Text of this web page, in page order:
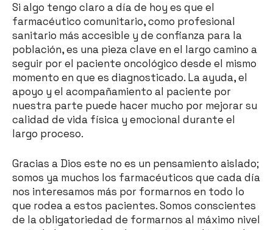
Si algo tengo claro a día de hoy es que el
farmacéutico comunitario, como profesional
sanitario más accesible y de confianza para la
población, es una pieza clave en el largo camino a
seguir por el paciente oncológico desde el mismo
momento en que es diagnosticado. La ayuda, el
apoyo y el acompañamiento al paciente por
nuestra parte puede hacer mucho por mejorar su
calidad de vida física y emocional durante el
largo proceso.
Gracias a Dios este no es un pensamiento aislado;
somos ya muchos los farmacéuticos que cada día
nos interesamos más por formarnos en todo lo
que rodea a estos pacientes. Somos conscientes
de la obligatoriedad de formarnos al máximo nivel